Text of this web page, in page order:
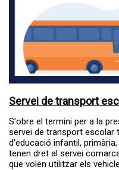
Servei de transport
S'obre el termini per a la
servei de transport escolar
d'educació infantil,
tenen dret al servei
que volen utilitzar els